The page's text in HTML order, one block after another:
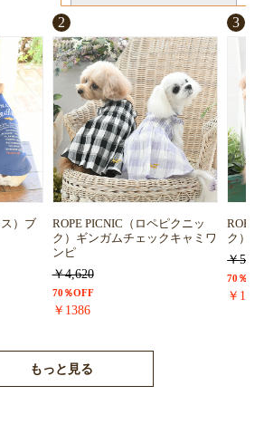
）ブ
2
ROPE PICNIC（ロペピクニッ
ク）ギンガムチェックキャミワ
ンピ
￥4,620
70％OFF
￥1386
3
ROPE
ク）
￥
70％
￥
もっと見る